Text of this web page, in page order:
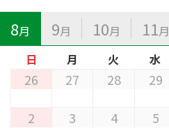
8月 9月 10月 11月
日
月 火 水
26 27 28 29
2 3 4 5